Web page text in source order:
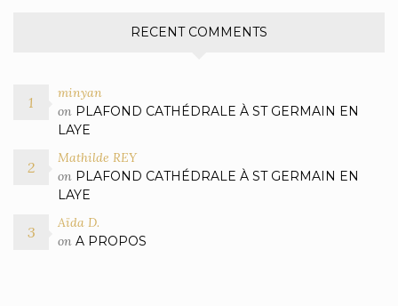
RECENT COMMENTS
minyan
on PLAFOND CATHÉDRALE À ST GERMAIN EN
LAYE
Mathilde REY
on PLAFOND CATHÉDRALE À ST GERMAIN EN
LAYE
Aïda D.
on A PROPOS